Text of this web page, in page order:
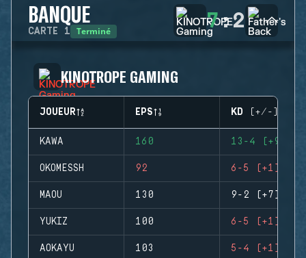
BANQUE
CARTE 1 Terminé 7:2
KINOTROPE GAMING
JOUEUR EPS KD (+/-)
KAWA 160 13-4 (+9)
OKOMESSH 92 6-5 (+1)
MAOU 130 9-2 (+7)
YUKIZ 100 6-5 (+1)
AOKAYU 103 5-4 (+1)